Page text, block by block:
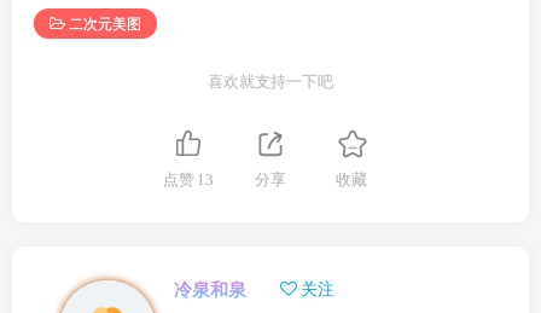
二次元美图
喜欢就支持一下吧
点赞 13 分享 收藏
冷泉和泉 关注